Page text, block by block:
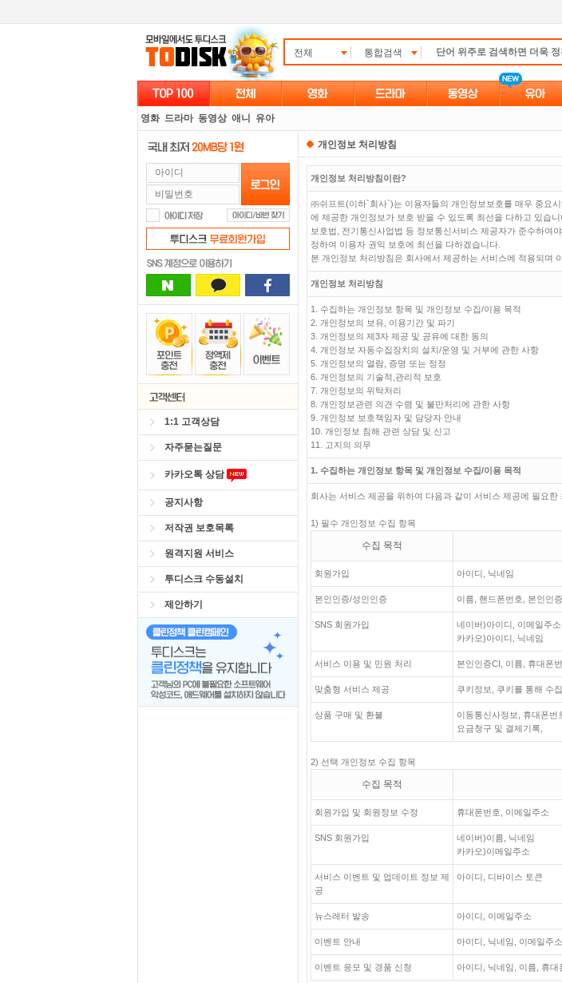
전체 통합검색
영화 드라마 동영상 애니 유아
1:1 고객상담
자주묻는질문
카카오톡 상담
공지사항
저작권 보호목록
원격지원 서비스
투디스크 수동설치
제안하기
개인정보 처리방침
개인정보 처리방침이란?
㈜쉬프트(이하`회사`)는 이용자들의 개인정보보호를 매우 중요
에 제공한 개인정보가 보호 받을 수 있도록 최선을 다하고 있습
보호법, 전기통신사업법 등 정보통신서비스 제공자가 준수하여
정하여 이용자 권익 보호에 최선을 다하겠습니다.
본 개인정보 처리방침은 회사에서 제공하는 서비스에 적용되며
개인정보 처리방침
1. 수집하는 개인정보 항목 및 개인정보 수집/이용 목적
2. 개인정보의 보유, 이용기간 및 파기
3. 개인정보의 제3자 제공 및 공유에 대한 동의
4. 개인정보 자동수집장치의 설치/운영 및 거부에 관한 사항
5. 개인정보의 열람, 증명 또는 정정
6. 개인정보의 기술적,관리적 보호
7. 개인정보의 위탁처리
8. 개인정보관련 의견 수렴 및 불만처리에 관한 사항
9. 개인정보 보호책임자 및 담당자 안내
10. 개인정보 침해 관련 상담 및 신고
11. 고지의 의무
1. 수집하는 개인정보 항목 및 개인정보 수집/이용 목적
회사는 서비스 제공을 위하여 다음과 같이 서비스 제공에 필요
1) 필수 개인정보 수집 항목
수집 목적
회원가입 아이디, 닉네임
본인인증/성인인증 이름, 핸드폰번호, 본인인
SNS 회원가입
네이버)아이디, 이메일주소
카카오)아이디, 닉네임
서비스 이용 및 민원 처리 본인인증CI, 이름, 휴대폰
맞춤형 서비스 제공 쿠키정보, 쿠키를 통해 수
상품 구매 및 환불
이동통신사정보, 휴대폰번
요금청구 및 결제기록,
2) 선택 개인정보 수집 항목
수집 목적
회원가입 및 회원정보 수정 휴대폰번호, 이메일주소
SNS 회원가입
네이버)이름, 닉네임
카카오)이메일주소
서비스 이벤트 및 업데이트 정보 제
공
아이디, 디바이스 토큰
뉴스레터 발송 아이디, 이메일주소
이벤트 안내 아이디, 닉네임, 이메일주소
이벤트 응모 및 경품 신청 아이디, 닉네임, 이름, 휴대